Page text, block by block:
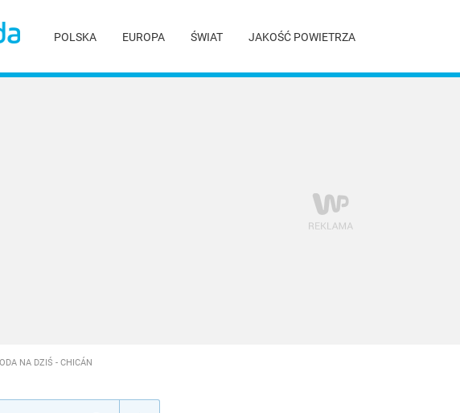
POLSKA EUROPA ŚWIAT JAKOŚĆ POWIETRZA
NA DZIŚ - CHICÁN